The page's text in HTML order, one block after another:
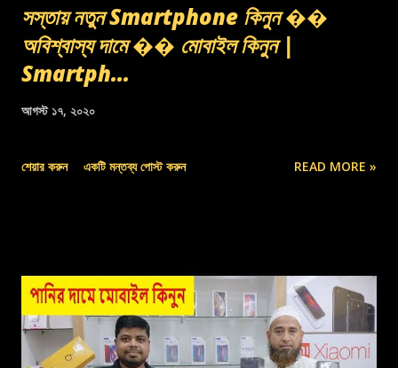
সস্তায় নতুন Smartphone কিনুন ��
অবিশ্বাস্য দামে �� মোবাইল কিনুন |
Smartph...
আগস্ট ১৭, ২০২০
শেয়ার করুন একটি মন্তব্য পোস্ট করুন READ MORE »